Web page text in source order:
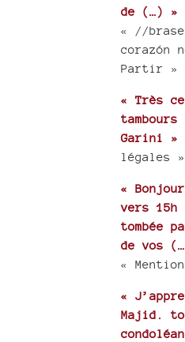
de (…) »
« //
corazón
Partir »
« Très
Garini »
légales »
«
vers
tombée
de vos
«
«
Majid.